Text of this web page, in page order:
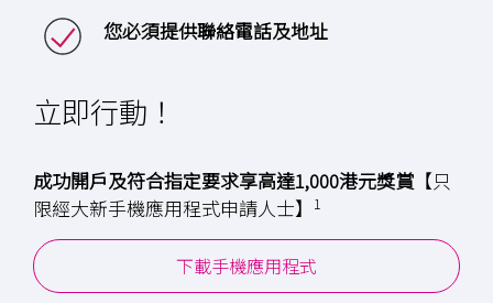
您必須提供聯絡電話及地址
立即行動！
成功開戶及符合指定要求享高達1,000港元獎賞 【只
限經大新手機應用程式申請人士】
1
下載手機應用程式